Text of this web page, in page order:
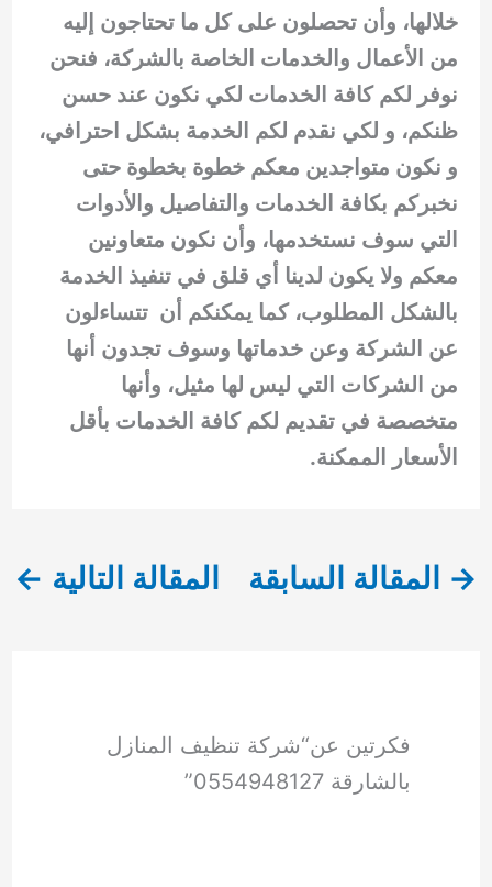
خلالها، وأن تحصلون على كل ما تحتاجون إليه
من الأعمال والخدمات الخاصة بالشركة، فنحن
نوفر لكم كافة الخدمات لكي نكون عند حسن
ظنكم، و لكي نقدم لكم الخدمة بشكل احترافي،
و نكون متواجدين معكم خطوة بخطوة حتى
نخبركم بكافة الخدمات والتفاصيل والأدوات
التي سوف نستخدمها، وأن نكون متعاونين
معكم ولا يكون لدينا أي قلق في تنفيذ الخدمة
بالشكل المطلوب، كما يمكنكم أن تتساءلون
عن الشركة وعن خدماتها وسوف تجدون أنها
من الشركات التي ليس لها مثيل، وأنها
متخصصة في تقديم لكم كافة الخدمات بأقل
الأسعار الممكنة.
→ المقالة السابقة المقالة التالية ←
فكرتين عن“شركة تنظيف المنازل
بالشارقة 0554948127”